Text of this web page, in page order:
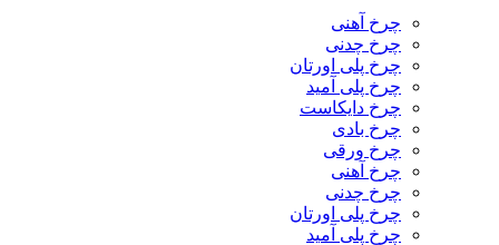
چرخ آهنی
چرخ چدنی
چرخ پلی اورتان
چرخ پلی آمید
چرخ دایکاست
چرخ بادی
چرخ ورقی
چرخ آهنی
چرخ چدنی
چرخ پلی اورتان
چرخ پلی آمید